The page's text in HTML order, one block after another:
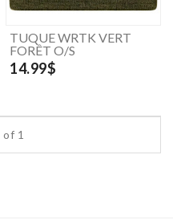
TUQUE WRTK VERT
FORÊT O/S
14.99$
of 1